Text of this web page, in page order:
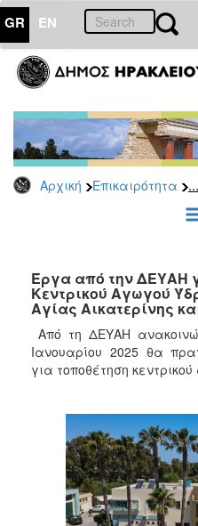
GR EN
Αρχική Επικαιρότητα ...
ΕΠΙΚΑΙΡΟΤΗΤΑ
Τύπου
Αρχείο
2026
2025
2022
2021
2020
2019
2017
2016
2015
2013
2012
Έργα από την ΔΕΥΑΗ
Κεντρικού Αγωγού
Αγίας Αικατερίνης
Από τη ΔΕΥΑΗ
Ιανουαρίου 2025 θα
για τοποθέτηση